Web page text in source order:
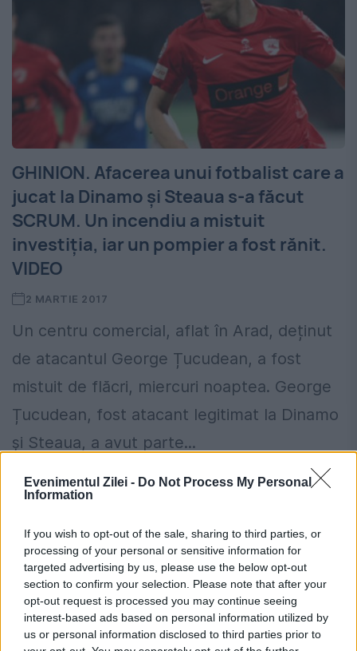
Evenimentul Zilei - Do Not Process My Personal
Information
If you wish to opt-out of the sale, sharing to third parties, or
processing of your personal or sensitive information for
targeted advertising by us, please use the below opt-out
section to confirm your selection. Please note that after your
opt-out request is processed you may continue seeing
interest-based ads based on personal information utilized by
us or personal information disclosed to third parties prior to
GHINION. Afacerea unui fotbalist care a
jucat la Dinamo și Steaua s-a făcut
SCRUM. Un incendiu a mistuit
investiția, iar un pompier a fost rănit.
VIDEO
2 MARTIE 2017
Un centru comercial, aflat în Arad, deținut
de atacantul George Țucudean, a fost
mistuit de flăcri, miercuri noaptea. George
Țucudean, fost atacant legitimat la Dinamo
și Steaua, a avut parte...